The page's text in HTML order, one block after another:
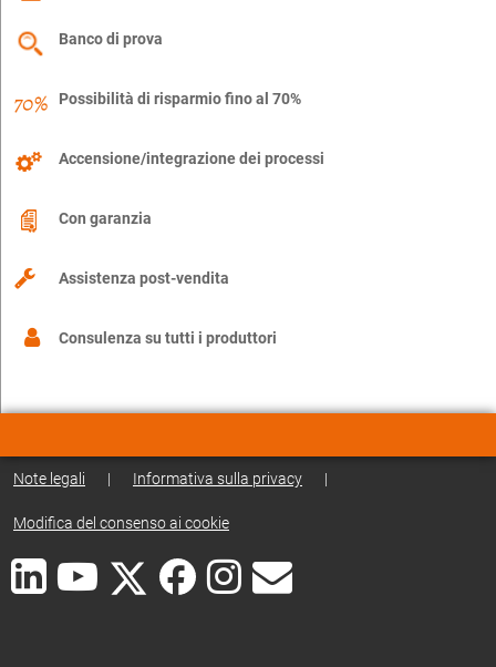
Banco di prova
Possibilità di risparmio fino al 70%
Accensione/integrazione dei processi
Con garanzia
Assistenza post-vendita
Consulenza su tutti i produttori
Note legali | Informativa sulla privacy |
Modifica del consenso ai cookie